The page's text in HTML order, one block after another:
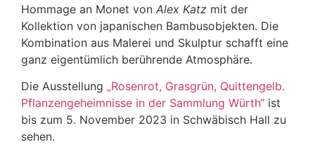
Hommage an Monet von Alex Katz mit der
Kollektion von japanischen Bambusobjekten. Die
Kombination aus Malerei und Skulptur schafft eine
ganz eigentümlich berührende Atmosphäre.
Die Ausstellung „Rosenrot, Grasgrün, Quittengelb.
Pflanzengeheimnisse in der Sammlung Würth“ ist
bis zum 5. November 2023 in Schwäbisch Hall zu
sehen.